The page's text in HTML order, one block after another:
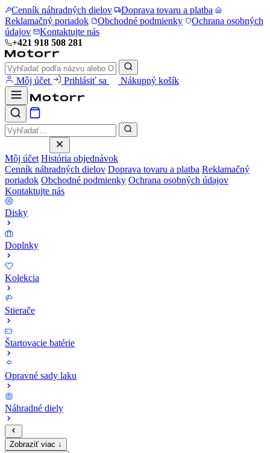
Cenník náhradných dielov
Doprava tovaru a platba
Reklamačný poriadok
Obchodné podmienky
Ochrana osobných
údajov
Kontaktujte nás
+421 918 508 281
Môj účet Prihlásiť sa Nákupný košík
Môj účet História objednávok
Cenník náhradných dielov Doprava tovaru a platba Reklamačný
poriadok Obchodné podmienky Ochrana osobných údajov
Kontaktujte nás
Disky
Doplnky
Kolekcia
Stierače
Štartovacie batérie
Opravné sady laku
Náhradné diely
Zobraziť viac ↓